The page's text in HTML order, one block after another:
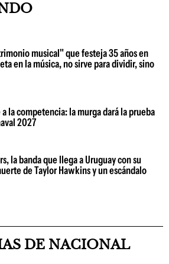
musical" que festeja 35 años en
en la música, no sirve para dividir, sino
la competencia: la murga dará la prueba
2027
la banda que llega a Uruguay con su
de Taylor Hawkins y un escándalo
DE NACIONAL